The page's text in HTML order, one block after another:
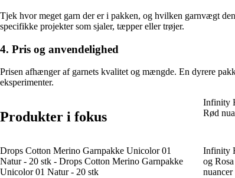
Tjek hvor meget garn der er i pakken, og hvilken garnvægt
specifikke projekter som sjaler, tæpper eller trøjer.
4. Pris og anvendelighed
Prisen afhænger af garnets kvalitet og mængde. En dyrere
eksperimenter.
Produkter i fokus
Infinity
Rød
Drops Cotton Merino Garnpakke Unicolor 01
Natur - 20 stk - Drops Cotton Merino Garnpakke
Unicolor 01 Natur - 20 stk
Infinity
og
nuancer